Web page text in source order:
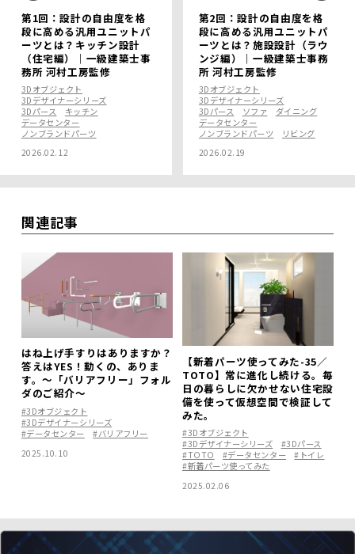
第1回：設計の自由度を格
段に高める汎用ユニットパ
ーツとは？キッチン設計
（住宅編）｜一級建築士事
務所 河村工房監修
3Dオブジェクト
3Dデザイナーシリーズ
3Dパース
キッチン
データセンター
ノンブランドパーツ
2026.02.12
第2回：設計の自由度を格
段に高める汎用ユニットパ
ーツとは？施設設計（ラウ
ンジ編）｜一級建築士事務
所 河村工房監修
3Dオブジェクト
3Dデザイナーシリーズ
3Dパース
ソファ
ダイニング
データセンター
ノンブランドパーツ
リビング
2026.02.19
関連記事
はね上げ手すりはありますか？
答えはYES！動くの、ありま
す。～「バリアフリー」フォル
ダのご紹介～
#3Dオブジェクト
#3Dデザイナーシリーズ
#データセンター
#バリアフリー
2025.10.10
【新着パーツ使ってみた-35／
TOTO】常に進化し続ける。毎
日の暮らしに欠かせない住宅設
備を使って仮想空間で検証して
みた。
#3Dオブジェクト
#3Dデザイナーシリーズ
#3Dパース
#TOTO
#データセンター
#トイレ
#新着パーツ使ってみた
2025.02.06